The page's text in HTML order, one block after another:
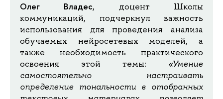
Олег Владес, доцент Школы
коммуникаций, подчеркнул важность
использования для проведения анализа
обучаемых нейросетевых моделей, а
также необходимость практического
освоения этой темы:
«Умение
самостоятельно настраивать
определение тональности в отобранных